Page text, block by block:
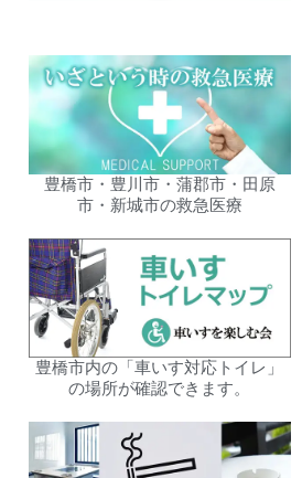
豊橋市・豊川市・蒲郡市・田原
市・新城市の救急医療
豊橋市内の「車いす対応トイレ」
の場所が確認できます。